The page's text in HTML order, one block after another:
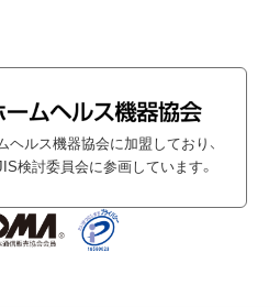
ルス機器協会に加盟しており、
検討委員会に参画しています。